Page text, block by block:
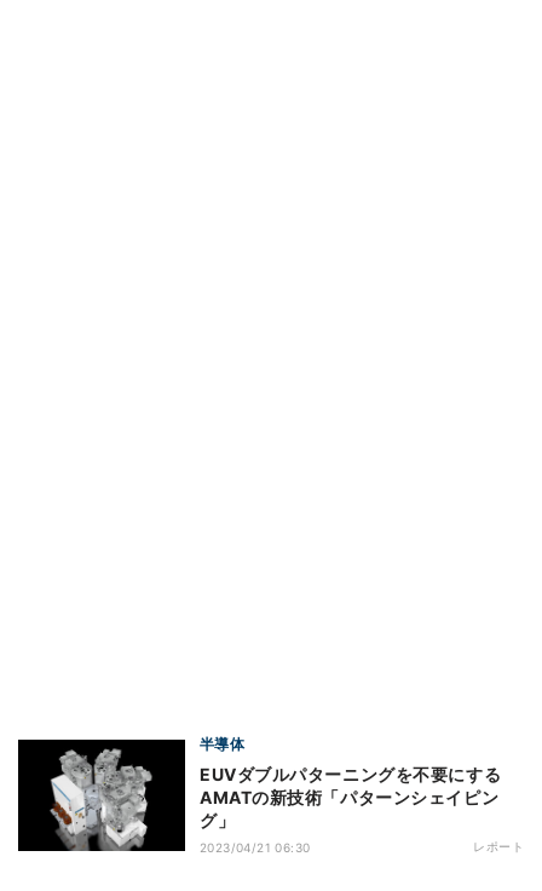
半導体
EUVダブルパターニングを不要にする
AMATの新技術「パターンシェイピン
グ」
2023/04/21 06:30 レポート